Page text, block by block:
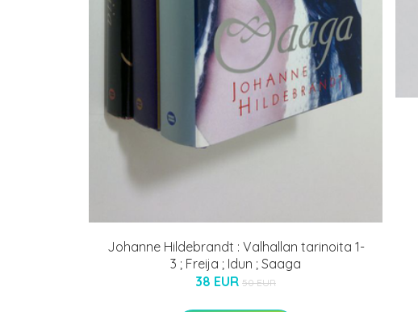
Johanne Hildebrandt : Valhallan tarinoita 1-
3 ; Freija ; Idun ; Saaga
38 EUR 50 EUR